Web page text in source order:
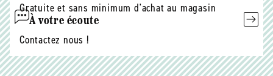
Gratuite et sans minimum d'achat au magasin
À votre écoute
Contactez nous !